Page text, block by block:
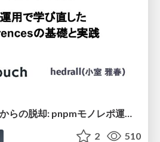
2 510